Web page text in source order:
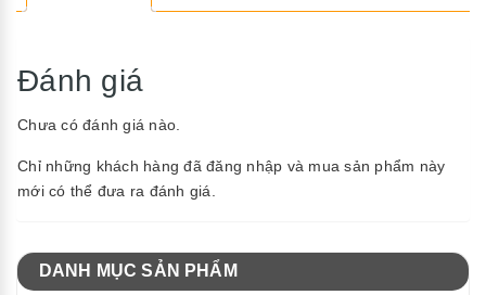
Đánh giá
Chưa có đánh giá nào.
Chỉ những khách hàng đã đăng nhập và mua sản phẩm này
mới có thể đưa ra đánh giá.
DANH MỤC SẢN PHẨM